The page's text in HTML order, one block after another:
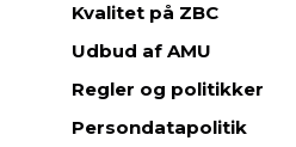
Kvalitet på ZBC
Udbud af AMU
Regler og politikker
Persondatapolitik